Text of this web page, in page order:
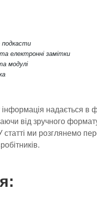
подкасти
електронні замітки
модулі
надається в
від зручного
ми розглянемо